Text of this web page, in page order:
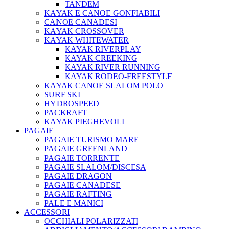
TANDEM
KAYAK E CANOE GONFIABILI
CANOE CANADESI
KAYAK CROSSOVER
KAYAK WHITEWATER
KAYAK RIVERPLAY
KAYAK CREEKING
KAYAK RIVER RUNNING
KAYAK RODEO-FREESTYLE
KAYAK CANOE SLALOM POLO
SURF SKI
HYDROSPEED
PACKRAFT
KAYAK PIEGHEVOLI
PAGAIE
PAGAIE TURISMO MARE
PAGAIE GREENLAND
PAGAIE TORRENTE
PAGAIE SLALOM/DISCESA
PAGAIE DRAGON
PAGAIE CANADESE
PAGAIE RAFTING
PALE E MANICI
ACCESSORI
OCCHIALI POLARIZZATI